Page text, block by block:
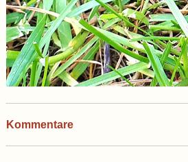
Kommentare